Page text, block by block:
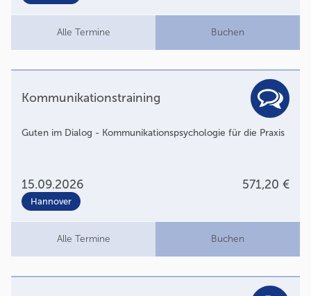
Alle Termine Buchen
Kommunikationstraining
Guten im Dialog - Kommunikationspsychologie für die Praxis
15.09.2026 571,20 €
Hannover
Alle Termine Buchen